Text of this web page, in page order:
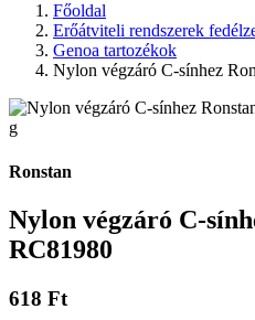
Főoldal
Erőátviteli rendszerek
Genoa tartozékok
Nylon végzáró C-sínhez
Ronstan
Nylon végzáró C-
RC81980
618 Ft